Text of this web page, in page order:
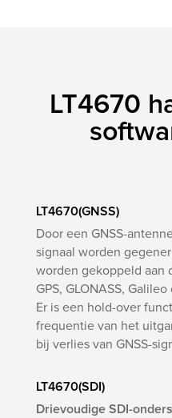
LT4670
LT4670(GNSS)
Door een GNSS-
signaal worden
worden gekoppeld aan
GPS, GLONASS, Galileo
Er is een hold-over
frequentie van het
bij verlies van GNSS-
LT4670(SDI)
Drievoudige SDI-